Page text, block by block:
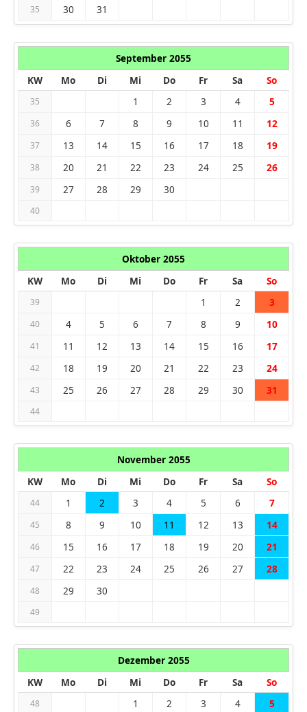
35 30 31
September 2055
KW
Mo Di Mi Do Fr Sa So
35 1 2 3 4 5
36 6 7 8 9 10 11 12
37 13 14 15 16 17 18 19
38 20 21 22 23 24 25 26
39 27 28 29 30
40
Oktober 2055
KW
Mo Di Mi Do Fr Sa So
39 1 2 3
40 4 5 6 7 8 9 10
41 11 12 13 14 15 16 17
42 18 19 20 21 22 23 24
43 25 26 27 28 29 30 31
44
November 2055
KW
Mo Di Mi Do Fr Sa So
44 1 2 3 4 5 6 7
45 8 9 10 11 12 13 14
46 15 16 17 18 19 20 21
47 22 23 24 25 26 27 28
48 29 30
49
Dezember 2055
KW
Mo Di Mi Do Fr Sa So
48 1 2 3 4 5